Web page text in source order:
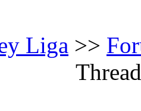
Liga >>